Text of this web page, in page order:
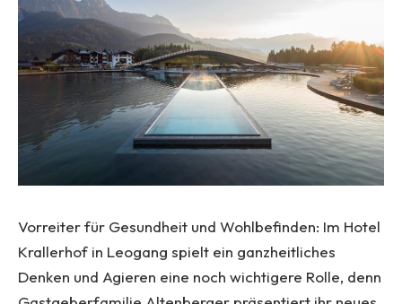
Vorreiter für Gesundheit und Wohlbefinden: Im Hotel
Krallerhof in Leogang spielt ein ganzheitliches
Denken und Agieren eine noch wichtigere Rolle, denn